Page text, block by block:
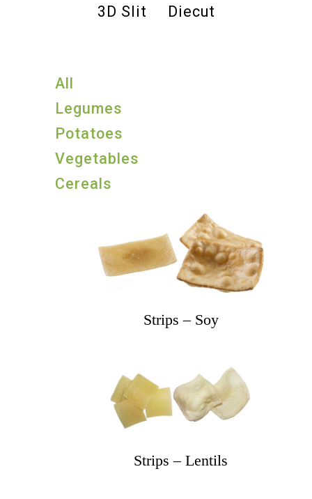
3D Slit Diecut
All
Legumes
Potatoes
Vegetables
Cereals
Strips – Soy
Strips – Lentils